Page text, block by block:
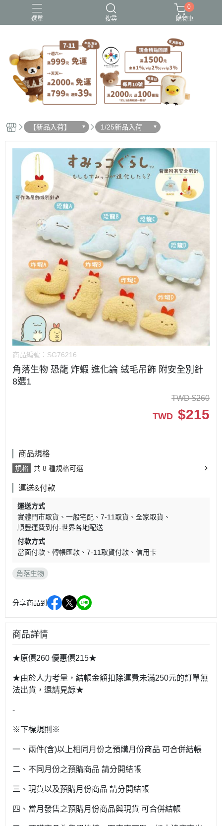
選單 搜尋
史努比歐拉夫 吉伊卡哇 憂傷馬戲團
拉拉熊
迪士尼-玩具總動員
0
購物車
【新品入荷】 1/25新品入荷
商品編號： SG76216
角落生物 恐龍 炸蝦 進化論 絨毛吊飾 附安全別針
8選1
TWD $260
TWD $215
商品規格
規格 共 8 種規格可選
運送&付款
運送方式
實體門市取貨
一般宅配 7-11取貨
全家取貨
順豐運費到付-世界各地配送
付款方式
當面付款
轉帳匯款 7-11取貨付款 信用卡
角落生物
分享商品到
商品詳情
★原價260 優惠價215★
★由於人力考量，結帳金額扣除運費未滿250元的訂單無
法出貨，還請見諒★
-
※下標規則※
一、兩件(含)以上相同月份之預購月份商品 可合併結帳
二、不同月份之預購商品 請分開結帳
三、現貨以及預購月份商品 請分開結帳
四、當月發售之預購月份商品與現貨 可合併結帳